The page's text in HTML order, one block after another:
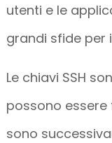
utenti e le
grandi sfide per
Le chiavi SSH
possono
sono